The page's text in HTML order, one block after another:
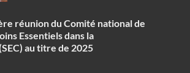
réunion du Comité national de
Essentiels dans la
au titre de 2025